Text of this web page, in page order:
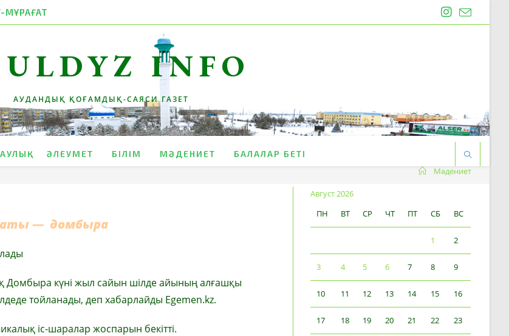
МҰРАҒАТ
INFO
АУДАНДЫҚ ҚОҒАМДЫҚ-САЯСИ ГАЗЕТ
ӘЛЕУМЕТ БІЛІМ МӘДЕНИЕТ БАЛАЛАР БЕТІ
Мәдениет
— домбыра
Домбыра күні жыл сайын шілде айының алғашқы
тойланады, деп хабарлайды Egemen.kz.
іс-шаралар жоспарын бекітті.
Август 2026
ПН
ВТ СР ЧТ ПТ СБ ВС
1 2
3 4 5 6 7 8 9
10 11 12 13 14 15 16
17 18 19 20 21 22 23